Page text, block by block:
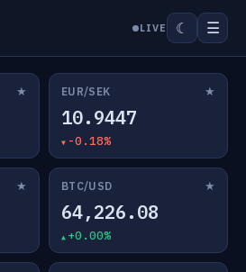
LIVE ☾ ☰
★ EUR/SEK ★
10.9447
-0.18%
★ BTC/USD ★
64,226.08
+0.00%